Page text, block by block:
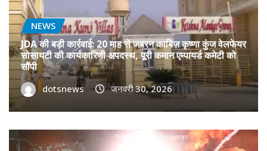
NEWS
JDA की बड़ी कार्रवाई: 20 माह से जबरन काबिज़ कृष्णा कुंज वेलफेयर
सोसायटी की कार्यकारिणी अपदस्थ, पूरी कमान एम्पायर्ड कमेटी को
सौंपी
dotsnews जनवरी 30, 2026